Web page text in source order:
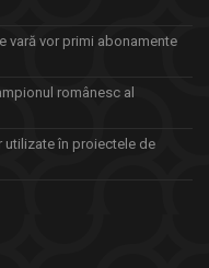
vară vor primi abonamente
românesc al
utilizate în proiectele de